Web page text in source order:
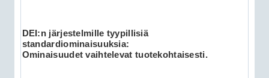
DEI:n järjestelmille tyypillisiä
standardiominaisuuksia:
Ominaisuudet vaihtelevat tuotekohtaisesti.